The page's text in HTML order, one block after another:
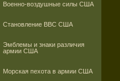
Военно-воздушные силы США
Становление ВВС США
Эмблемы и знаки различия
армии США
Морская пехота в армии США